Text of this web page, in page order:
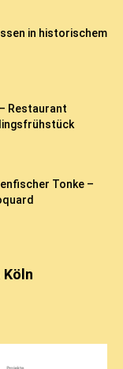
in historischem
Restaurant
Tonke –